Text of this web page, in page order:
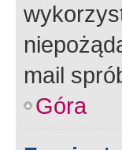
mail
Góra